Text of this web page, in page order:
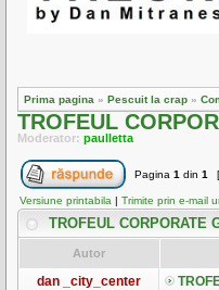
Prima pagina » Pescuit la crap »
TROFEUL
Moderator: paulletta
Pagina 1 din 1
Versiune printabila | Trimite prin e-mail
TROFEUL CORPORATE
Autor
dan _city_center